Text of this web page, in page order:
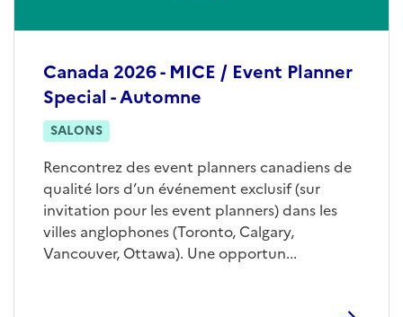
Canada 2026 - MICE / Event Planner
Special - Automne
SALONS
Rencontrez des event planners canadiens de
qualité lors d’un événement exclusif (sur
invitation pour les event planners) dans les
villes anglophones (Toronto, Calgary,
Vancouver, Ottawa). Une opportun...